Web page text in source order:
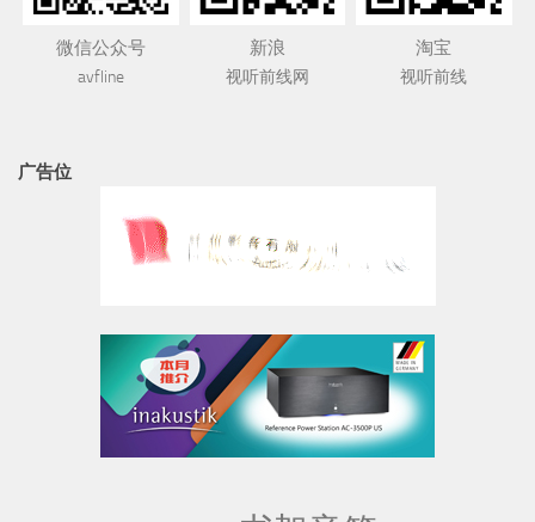
广告位
DALI 达尼 HiFi人生 书架音箱 古典
合并功放 流媒体 电源处理器 线材 编余闲话
视听观点 那些年我们追过的演唱会 音响之路